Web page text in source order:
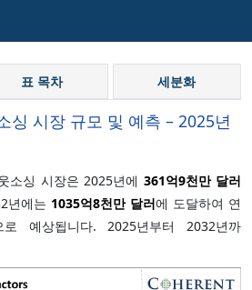
표 목차 세분화
싱 시장 규모 및 예측 – 2025년
소싱 시장은 2025년에 361억9천만 달러
년에는 1035억8천만 달러에 도달하여 연
예상됩니다. 2025년부터 2032년까